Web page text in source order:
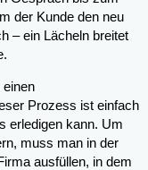
der Kunde den neu
– ein Lächeln breitet
einen
Prozess ist einfach
erledigen kann. Um
muss man in der
ausfüllen, in dem